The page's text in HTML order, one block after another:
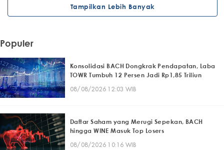
Tampilkan Lebih Banyak
Populer
Konsolidasi BACH Dongkrak Pendapatan, Laba
TOWR Tumbuh 12 Persen Jadi Rp1,85 Triliun
08/08/2026 12:03 WIB
Daftar Saham yang Merugi Sepekan, BACH
hingga WINE Masuk Top Losers
08/08/2026 10:16 WIB